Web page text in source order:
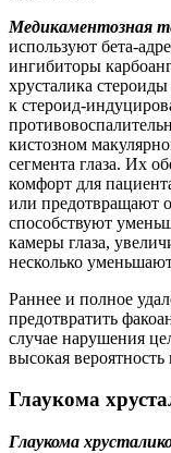
Медикаментозная
используют бета-
ингибиторы
хрусталика
к стероид-
кистозном
сегмента глаза. Их
комфорт для
или предотвращают
способствуют
камеры глаза,
несколько
Раннее и полное
предотвратить
случае нарушения
высокая
Глаукома
Глаукома